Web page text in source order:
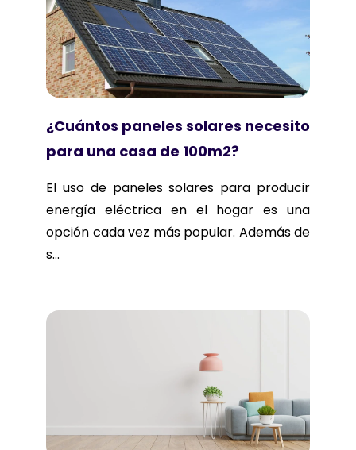
¿Cuántos paneles solares necesito
para una casa de 100m2?
El uso de paneles solares para producir
energía eléctrica en el hogar es una
opción cada vez más popular. Además de
s...